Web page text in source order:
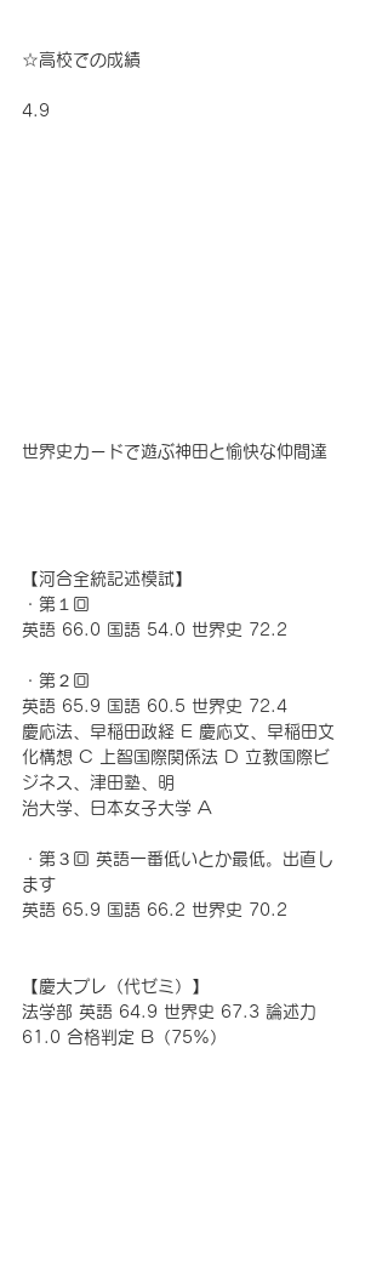
☆高校での成績
4.9
世界史カードで遊ぶ神田と愉快な仲間達
【河合全統記述模試】
・第１回
英語 66.0 国語 54.0 世界史 72.2
・第２回
英語 65.9 国語 60.5 世界史 72.4
慶応法、早稲田政経 E 慶応文、早稲田文
化構想 C 上智国際関係法 D 立教国際ビ
ジネス、津田塾、明
治大学、日本女子大学 A
・第３回 英語一番低いとか最低。出直し
ます
英語 65.9 国語 66.2 世界史 70.2
【慶大プレ（代ゼミ）】
法学部 英語 64.9 世界史 67.3 論述力
61.0 合格判定 B（75%）